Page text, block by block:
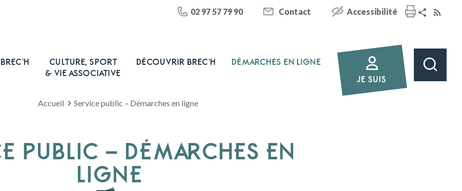
02 97 57 79 90 Contact Accessibilité
CULTURE, SPORT
& VIE ASSOCIATIVE
DÉCOUVRIR BREC’H
DÉMARCHES EN LIGNE
JE SUIS
Accueil Service public – Démarches en ligne
PUBLIC – DÉMARCHES EN
LIGNE